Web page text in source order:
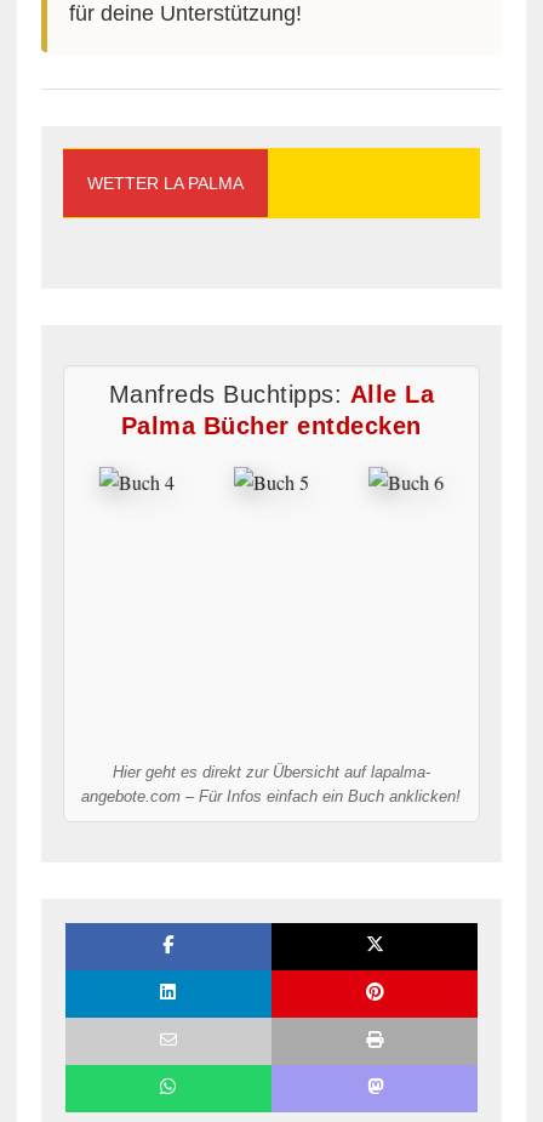
für deine Unterstützung!
WETTER LA PALMA
Manfreds Buchtipps: Alle La
Palma Bücher entdecken
Hier geht es direkt zur Übersicht auf lapalma-
angebote.com – Für Infos einfach ein Buch anklicken!